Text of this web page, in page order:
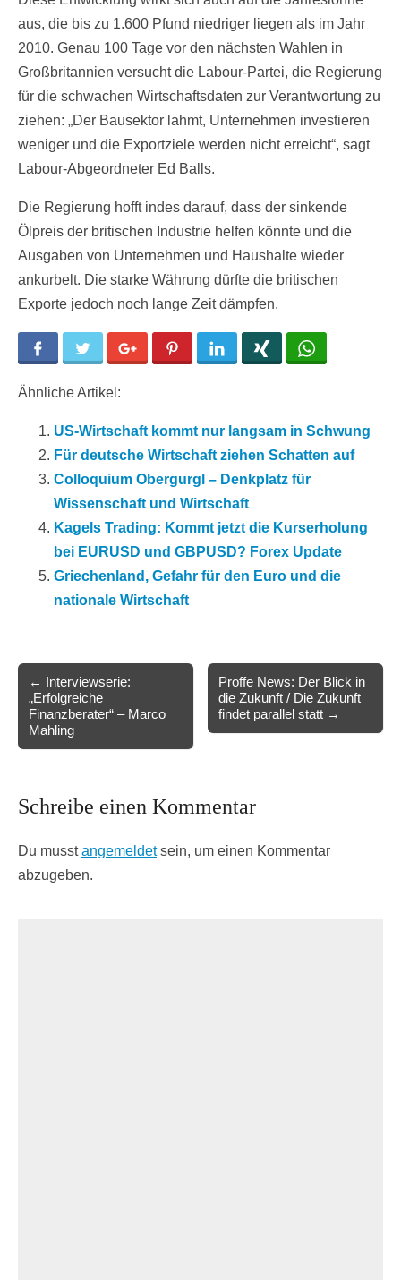
aus, die bis zu 1.600 Pfund niedriger liegen als im Jahr
2010. Genau 100 Tage vor den nächsten Wahlen in
Großbritannien versucht die Labour-Partei, die Regierung
für die schwachen Wirtschaftsdaten zur Verantwortung zu
ziehen: „Der Bausektor lahmt, Unternehmen investieren
weniger und die Exportziele werden nicht erreicht“, sagt
Labour-Abgeordneter Ed Balls.
Die Regierung hofft indes darauf, dass der sinkende
Ölpreis der britischen Industrie helfen könnte und die
Ausgaben von Unternehmen und Haushalte wieder
ankurbelt. Die starke Währung dürfte die britischen
Exporte jedoch noch lange Zeit dämpfen.
Facebook Twitter Google+ Pinterest LinkedIn
Ähnliche Artikel:
US-Wirtschaft kommt nur langsam in Schwung
Für deutsche Wirtschaft ziehen Schatten auf
Colloquium Obergurgl – Denkplatz für
Wissenschaft und Wirtschaft
Kagels Trading: Kommt jetzt die Kurserholung
bei EURUSD und GBPUSD? Forex Update
Griechenland, Gefahr für den Euro und die
nationale Wirtschaft
navigation
← Interviewserie:
„Erfolgreiche
Finanzberater“ – Marco
Mahling
Proffe News: Der Blick in
die Zukunft / Die Zukunft
findet parallel statt →
Schreibe einen Kommentar
Du musstangemeldetsein, um einen Kommentar
abzugeben.